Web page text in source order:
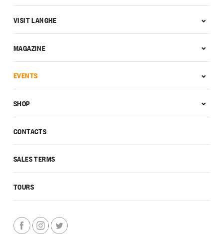
CONTACTS
SALES TERMS
TOURS
VISIT LANGHE
MAGAZINE
EVENTS
SHOP